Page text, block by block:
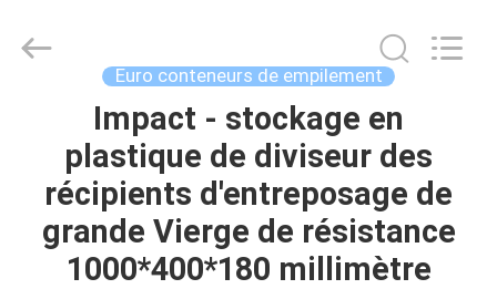
ACCUEIL
PRODUITS
Developed
Euro conteneurs de empilement
Impact - stockage en
plastique de diviseur des
récipients d'entreposage de
grande Vierge de résistance
1000*400*180 millimètre